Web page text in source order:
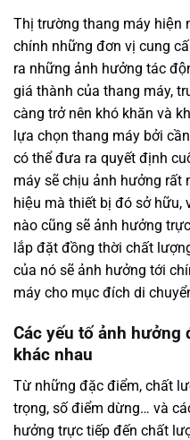
Thị trường thang máy hiện
chính những đơn vị cung
ra những ảnh hưởng tác
giá thành của thang máy,
càng trở nên khó khăn và
lựa chọn thang máy bởi
có thể đưa ra quyết định
máy sẽ chịu ảnh hưởng rất
hiệu mà thiết bị đó sở hữu,
nào cũng sẽ ảnh hưởng
lắp đặt đồng thời chất
của nó sẽ ảnh hưởng tới
máy cho mục đích di
Các yếu tố ảnh hưởng
khác nhau
Từ những đặc điểm, chất
trọng, số điểm dừng… và
hưởng trực tiếp đến chất